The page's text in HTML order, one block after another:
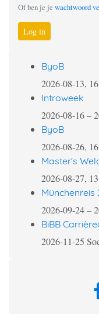
Of ben je je wachtwoord
Log in
ByoB
2026-08-13,
Introweek
2026-08-16–
ByoB
2026-08-26,
Master's
2026-08-27,
Münchenreis
2026-09-24–
BiBB
2026-11-25